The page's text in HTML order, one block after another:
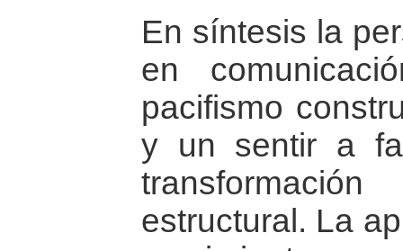
En síntesis la
en
pacifismo
y un sentir a
estructural. La